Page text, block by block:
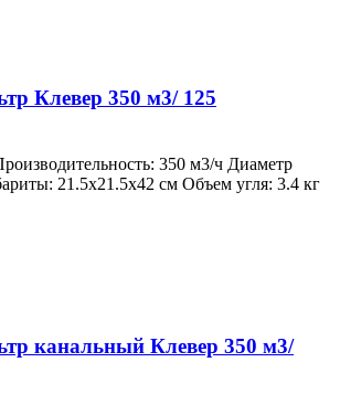
Клевер 350 м3/ 125
350 м3/ч Диаметр
21.5x21.5x42 см Объем угля: 3.4 кг
канальный Клевер 350 м3/